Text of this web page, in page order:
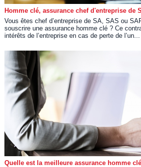
Homme clé, assurance chef d'entreprise de
Vous êtes chef d’entreprise de SA, SAS ou
souscrire une assurance homme clé ? Ce
intérêts de l’entreprise en cas de perte de l’un...
Quelle est la meilleure assurance homme